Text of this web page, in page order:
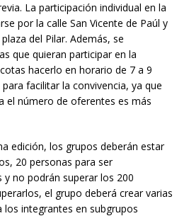
La participación individual en la
por la calle San Vicente de Paúl y
del Pilar. Además, se
que quieran participar en la
hacerlo en horario de 7 a 9
facilitar la convivencia, ya que
el número de oferentes es más
edición, los grupos deberán estar
20 personas para ser
no podrán superar los 200
el grupo deberá crear varias
los integrantes en subgrupos